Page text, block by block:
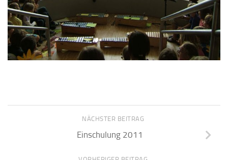
NÄCHSTER BEITRAG
Einschulung 2011